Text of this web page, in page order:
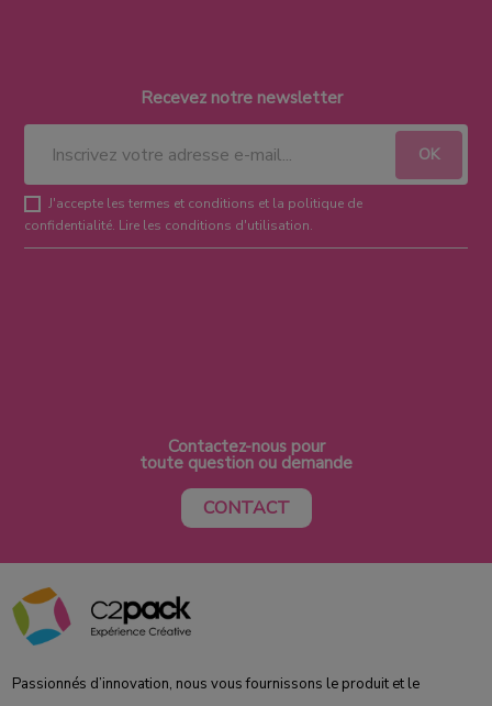
Recevez notre newsletter
J'accepte les termes et conditions et la politique de
confidentialité. Lire les conditions d'utilisation.
Contactez-nous pour
toute question ou demande
CONTACT
Passionnés d’innovation, nous vous fournissons le produit et le